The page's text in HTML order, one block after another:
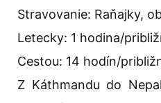
Stravovanie: Raňajky,
Letecky: 1 hodina/
Cestou: 14 hodín/
Z Káthmandu do